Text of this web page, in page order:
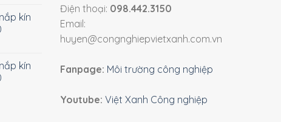
kín
kín
Điện thoại: 098.442.3150
Email:
huyen@congnghiepvietxanh.com.vn
Fanpage: Môi trường công nghiệp
Youtube: Việt Xanh Công nghiệp